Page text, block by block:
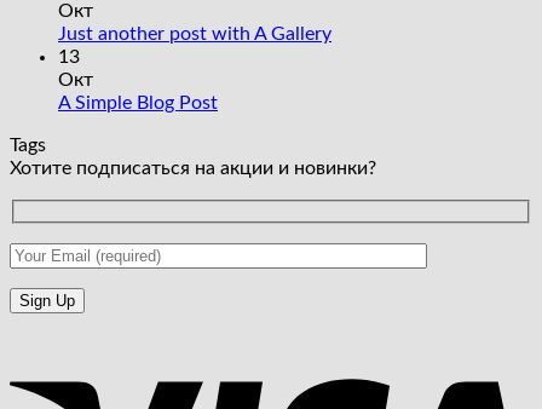
Welcome
Окт
Just another post with A GalleryКомментариев
with
13
Окт
A Simple Blog PostКомментариев
A
Tags
Хотите подписаться на акции и новинки?